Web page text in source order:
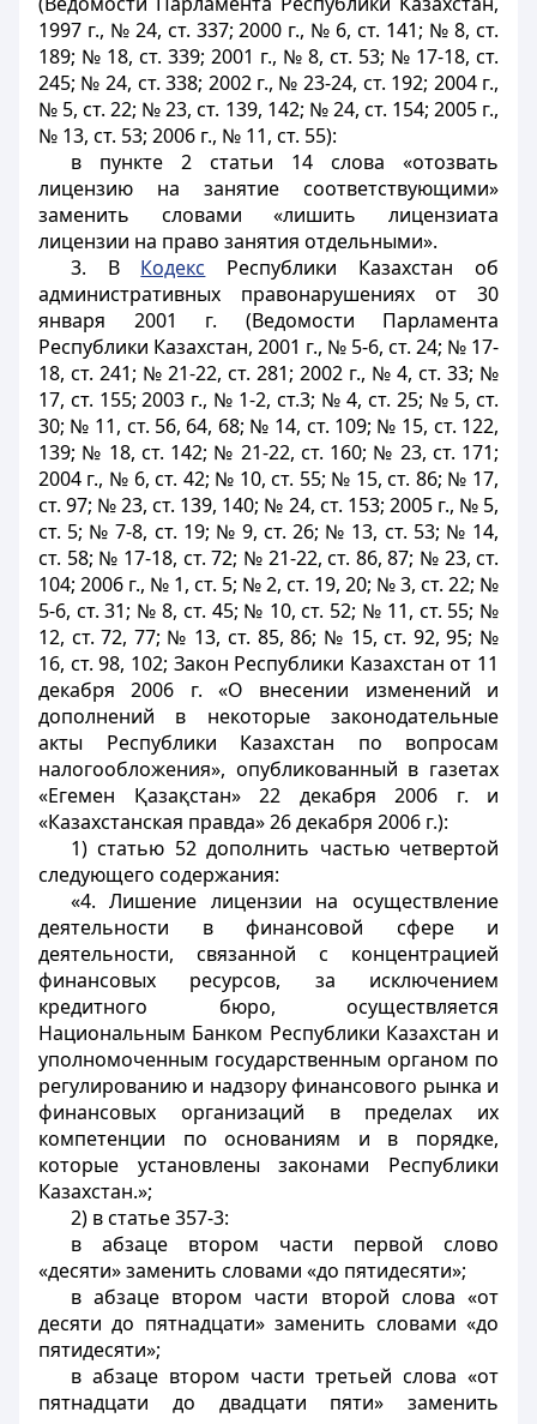
1997 г., № 24, ст. 337; 2000 г., № 6, ст. 141; № 8, ст.
189; № 18, ст. 339; 2001 г., № 8, ст. 53; № 17-18, ст.
245; № 24, ст. 338; 2002 г., № 23-24, ст. 192; 2004 г.,
№ 5, ст. 22; № 23, ст. 139, 142; № 24, ст. 154; 2005 г.,
№ 13, ст. 53; 2006 г., № 11, ст. 55):
в пункте 2 статьи 14 слова «отозвать
лицензию на занятие соответствующими»
заменить словами «лишить лицензиата
лицензии на право занятия отдельными».
3. В Кодекс Республики Казахстан об
административных правонарушениях от 30
января 2001 г. (Ведомости Парламента
Республики Казахстан, 2001 г., № 5-6, ст. 24; № 17-
18, ст. 241; № 21-22, ст. 281; 2002 г., № 4, ст. 33; №
17, ст. 155; 2003 г., № 1-2, ст.3; № 4, ст. 25; № 5, ст.
30; № 11, ст. 56, 64, 68; № 14, ст. 109; № 15, ст. 122,
139; № 18, ст. 142; № 21-22, ст. 160; № 23, ст. 171;
2004 г., № 6, ст. 42; № 10, ст. 55; № 15, ст. 86; № 17,
ст. 97; № 23, ст. 139, 140; № 24, ст. 153; 2005 г., № 5,
ст. 5; № 7-8, ст. 19; № 9, ст. 26; № 13, ст. 53; № 14,
ст. 58; № 17-18, ст. 72; № 21-22, ст. 86, 87; № 23, ст.
104; 2006 г., № 1, ст. 5; № 2, ст. 19, 20; № 3, ст. 22; №
5-6, ст. 31; № 8, ст. 45; № 10, ст. 52; № 11, ст. 55; №
12, ст. 72, 77; № 13, ст. 85, 86; № 15, ст. 92, 95; №
16, ст. 98, 102; Закон Республики Казахстан от 11
декабря 2006 г. «О внесении изменений и
дополнений в некоторые законодательные
акты Республики Казахстан по вопросам
налогообложения», опубликованный в газетах
«Егемен Қазақстан» 22 декабря 2006 г. и
«Казахстанская правда» 26 декабря 2006 г.):
1) статью 52 дополнить частью четвертой
следующего содержания:
«4. Лишение лицензии на осуществление
деятельности в финансовой сфере и
деятельности, связанной с концентрацией
финансовых ресурсов, за исключением
кредитного бюро, осуществляется
Национальным Банком Республики Казахстан и
уполномоченным государственным органом по
регулированию и надзору финансового рынка и
финансовых организаций в пределах их
компетенции по основаниям и в порядке,
которые установлены законами Республики
Казахстан.»;
2) в статье 357-3:
в абзаце втором части первой слово
«десяти» заменить словами «до пятидесяти»;
в абзаце втором части второй слова «от
десяти до пятнадцати» заменить словами «до
пятидесяти»;
в абзаце втором части третьей слова «от
пятнадцати до двадцати пяти» заменить